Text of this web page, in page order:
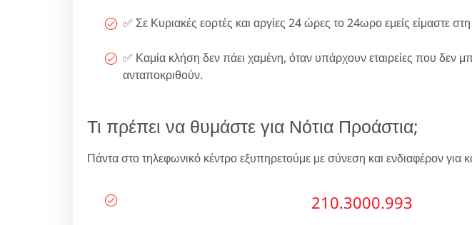
✅ Σε Κυριακές εορτές και αργίες 24 ώρες το 24ωρο εμείς είμαστε
✅ Καμία κλήση δεν πάει χαμένη, όταν υπάρχουν εταιρείες που δεν
ανταποκριθούν.
Τι πρέπει να θυμάστε για Νότια Προάστια;
Πάντα στο τηλεφωνικό κέντρο εξυπηρετούμε με σύνεση και ενδιαφέρον για
210.3000.993